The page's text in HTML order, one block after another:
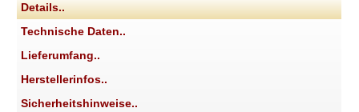
Details..
Technische Daten..
Lieferumfang..
Herstellerinfos..
Sicherheitshinweise..